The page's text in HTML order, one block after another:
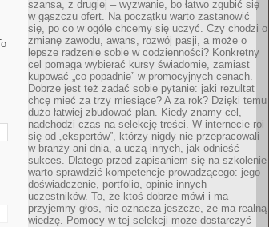
szansa, z drugiej – wyzwanie, bo łatwo zgubić się
w gąszczu ofert. Na początku warto zastanowić
się, po co w ogóle chcemy się uczyć. Czy chodzi o
zmianę zawodu, awans, rozwój pasji, a może o
lepsze radzenie sobie w codzienności? Konkretny
cel pomaga wybierać kursy świadomie, zamiast
kupować „co popadnie” w promocyjnych cenach.
Dobrze jest też zadać sobie pytanie: jaki rezultat
chcę mieć za trzy miesiące? A za rok? Dzięki temu
dużo łatwiej zbudować plan. Kiedy znamy cel,
nadchodzi czas na selekcję treści. W internecie roi
się od „ekspertów”, którzy nigdy nie przepracowali
w branży ani dnia, a uczą innych, jak odnieść
sukces. Dlatego przed zapisaniem się na szkolenie
warto sprawdzić kompetencje prowadzącego: jego
doświadczenie, portfolio, opinie innych
uczestników. To, że ktoś dobrze mówi i ma
przyjemny głos, nie oznacza jeszcze, że ma realną
wiedzę. Pomocy w tej selekcji może dostarczyć